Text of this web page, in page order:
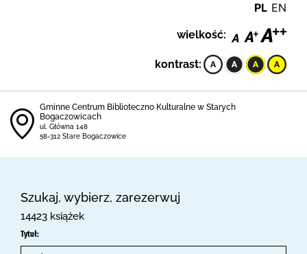
PL EN
wielkość:
kontrast:
Gminne Centrum Biblioteczno Kulturalne w Starych
Bogaczowicach
ul. Główna 148
58-312 Stare Bogaczowice
Szukaj, wybierz, zarezerwuj
14423 książek
Tytuł: